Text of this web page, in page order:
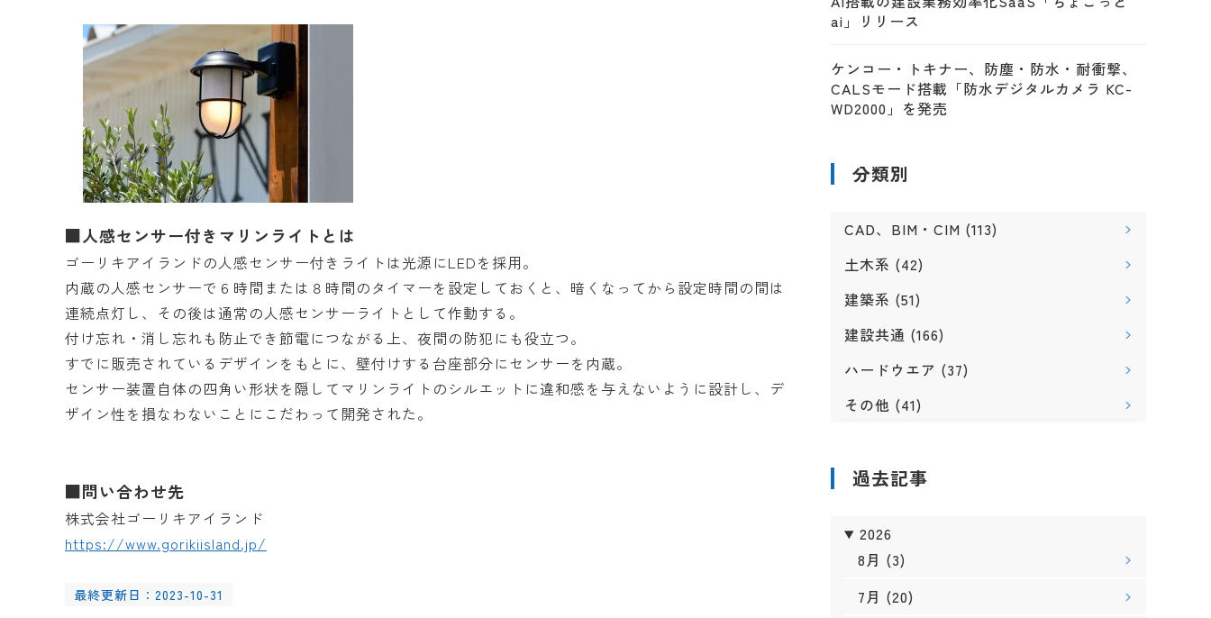
■人感センサー付きマリンライトとは
ゴーリキアイランドの人感センサー付きライトは光源にLEDを採用。
内蔵の人感センサーで６時間または８時間のタイマーを設定しておくと、暗くなってから設定時間の間は
連続点灯し、その後は通常の人感センサーライトとして作動する。
付け忘れ・消し忘れも防止でき節電につながる上、夜間の防犯にも役立つ。
すでに販売されているデザインをもとに、壁付けする台座部分にセンサーを内蔵。
センサー装置自体の四角い形状を隠してマリンライトのシルエットに違和感を与えないように設計し、デ
ザイン性を損なわないことにこだわって開発された。
■問い合わせ先
株式会社ゴーリキアイランド
https://www.gorikiisland.jp/
最終更新日：2023-10-31
ai」リリース
ケンコー・トキナー、防塵・防水・耐衝撃、
CALSモード搭載「防水デジタルカメラ KC-
WD2000」を発売
分類別
CAD、BIM・CIM (113)
土木系 (42)
建築系 (51)
建設共通 (166)
ハードウエア (37)
その他 (41)
過去記事
2026
8月 (3)
7月 (20)